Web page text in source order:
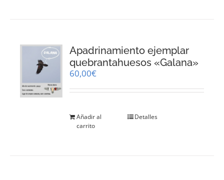
Apadrinamiento ejemplar
quebrantahuesos «Galana»
60,00€
Añadir al
carrito
Detalles